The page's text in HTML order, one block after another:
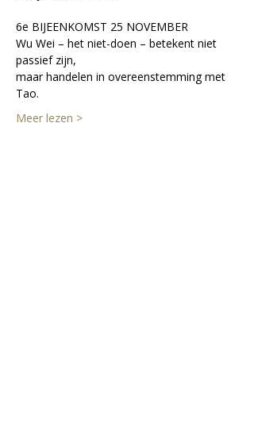
6e BIJEENKOMST 25 NOVEMBER
Wu Wei – het niet-doen – betekent niet
passief zijn,
maar handelen in overeenstemming met
Tao.
Meer lezen >